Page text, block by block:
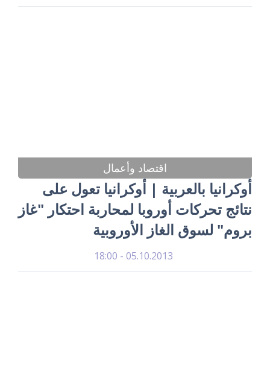
اقتصاد وأعمال
أوكرانيا بالعربية | أوكرانيا تعول على
نتائج تحركات أوروبا لمحاربة احتكار "غاز
بروم" لسوق الغاز الأوروبية
05.10.2013 - 18:00